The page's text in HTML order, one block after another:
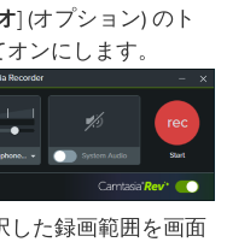
] (オプション) のト
ンにします。
した録画範囲を画面